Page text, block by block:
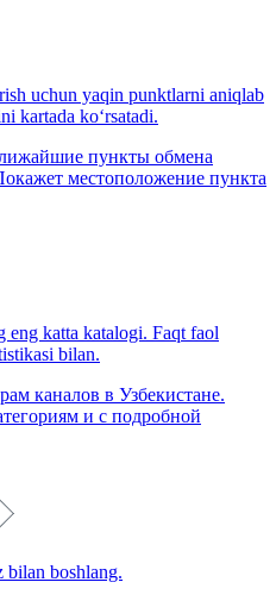
uchun yaqin punktlarni aniqlab
kartada ko‘rsatadi.
пункты обмена
местоположение пункта
eng katta katalogi. Faqt faol
bilan.
каналов в Узбекистане.
и с подробной
bilan boshlang.